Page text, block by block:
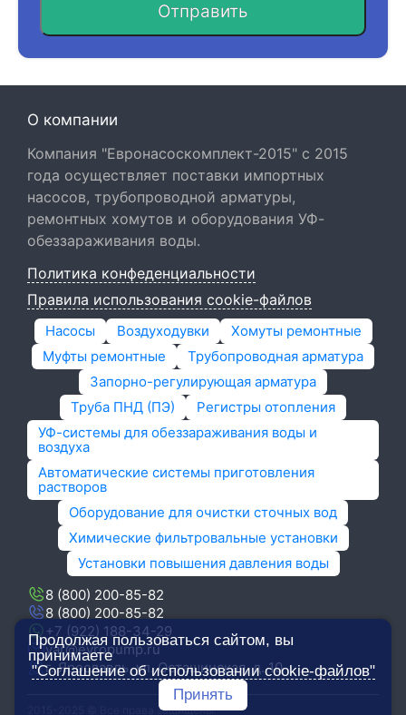
Отправить
О компании
Компания "Евронасоскомплект-2015" с 2015
года осуществляет поставки импортных
насосов, трубопроводной арматуры,
ремонтных хомутов и оборудования УФ-
обеззараживания воды.
Политика конфеденциальности
Правила использования cookie-файлов
Насосы Воздуходувки
Хомуты ремонтные
Муфты ремонтные
Трубопроводная арматура
Запорно-регулирующая арматура
Труба ПНД (ПЭ)
Регистры отопления
УФ-системы для обеззараживания воды и
воздуха
Автоматические системы приготовления
растворов
Оборудование для очистки сточных вод
Химические фильтровальные установки
Установки повышения давления воды
8 (800) 200-85-82
8 (800) 200-85-82
+7 (922) 188-34-29
yar@evropump.ru
г. Ярославль, ​ул. Осташинская, д. 10
2015-2025 © Все права защищены.
Продолжая пользоваться сайтом, вы
принимаете
"Соглашение об использовании cookie-файлов"
Принять